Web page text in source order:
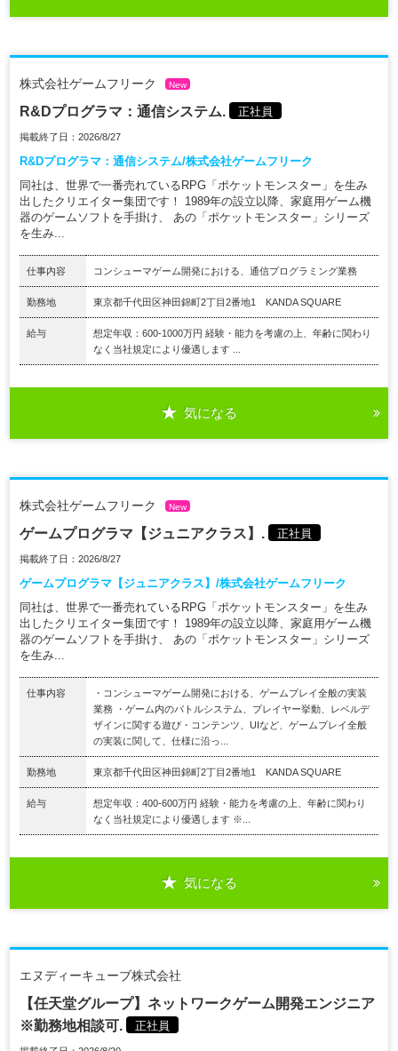
株式会社ゲームフリーク New
R&Dプログラマ：通信システム. 正社員
掲載終了日：2026/8/27
R&Dプログラマ：通信システム/株式会社ゲームフリーク
同社は、世界で一番売れているRPG「ポケットモンスター」を生み
出したクリエイター集団です！ 1989年の設立以降、家庭用ゲーム機
器のゲームソフトを手掛け、 あの「ポケットモンスター」シリーズ
を生み...
仕事内容 コンシューマゲーム開発における、通信プログラミング業務
勤務地 東京都千代田区神田錦町2丁目2番地1 KANDA SQUARE
給与
想定年収：600-1000万円 経験・能力を考慮の上、年齢に関わり
なく当社規定により優遇します ...
気になる
株式会社ゲームフリーク New
ゲームプログラマ【ジュニアクラス】. 正社員
掲載終了日：2026/8/27
ゲームプログラマ【ジュニアクラス】/株式会社ゲームフリーク
同社は、世界で一番売れているRPG「ポケットモンスター」を生み
出したクリエイター集団です！ 1989年の設立以降、家庭用ゲーム機
器のゲームソフトを手掛け、 あの「ポケットモンスター」シリーズ
を生み...
仕事内容
・コンシューマゲーム開発における、ゲームプレイ全般の実装
業務 ・ゲーム内のバトルシステム、プレイヤー挙動、レベルデ
ザインに関する遊び・コンテンツ、UIなど、ゲームプレイ全般
の実装に関して、仕様に沿っ...
勤務地 東京都千代田区神田錦町2丁目2番地1 KANDA SQUARE
給与
想定年収：400-600万円 経験・能力を考慮の上、年齢に関わり
なく当社規定により優遇します ※...
気になる
エヌディーキューブ株式会社
【任天堂グループ】ネットワークゲーム開発エンジニア
※勤務地相談可.
正社員